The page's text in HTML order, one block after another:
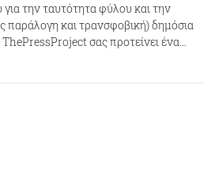
την ταυτότητα φύλου και την
παράλογη και τρανσφοβική) δημόσια
σας προτείνει ένα…